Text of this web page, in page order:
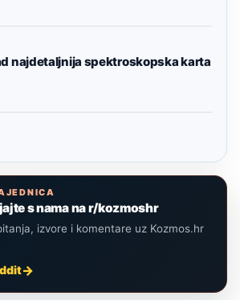
najdetaljnija spektroskopska karta
s nama na r/kozmoshr
izvore i komentare uz Kozmos.hr